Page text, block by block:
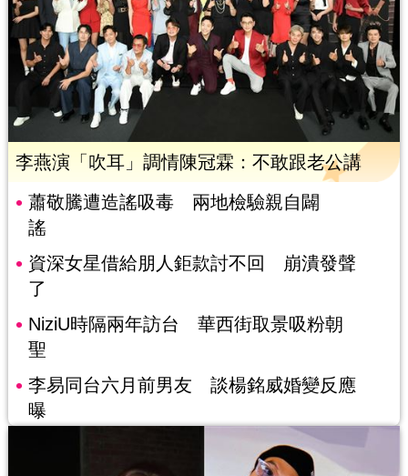
李燕演「吹耳」調情陳冠霖：不敢跟老公講
蕭敬騰遭造謠吸毒 兩地檢驗親自闢
謠
資深女星借給朋人鉅款討不回 崩潰發聲
了
NiziU時隔兩年訪台 華西街取景吸粉朝
聖
李易同台六月前男友 談楊銘威婚變反應
曝